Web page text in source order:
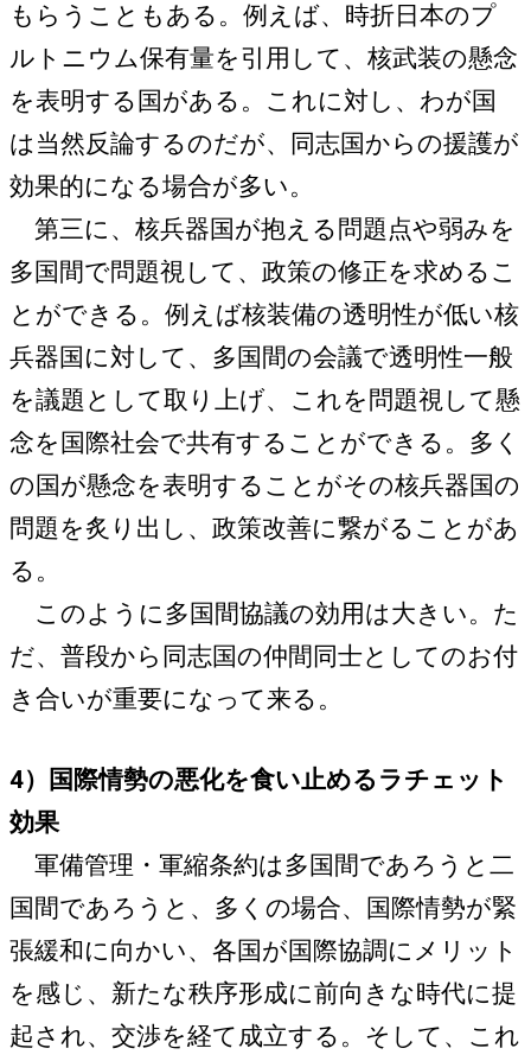
もらうこともある。例えば、時折日本のプ
ルトニウム保有量を引用して、核武装の懸念
を表明する国がある。これに対し、わが国
は当然反論するのだが、同志国からの援護が
効果的になる場合が多い。
第三に、核兵器国が抱える問題点や弱みを
多国間で問題視して、政策の修正を求めるこ
とができる。例えば核装備の透明性が低い核
兵器国に対して、多国間の会議で透明性一般
を議題として取り上げ、これを問題視して懸
念を国際社会で共有することができる。多く
の国が懸念を表明することがその核兵器国の
問題を炙り出し、政策改善に繋がることがあ
る。
このように多国間協議の効用は大きい。た
だ、普段から同志国の仲間同士としてのお付
き合いが重要になって来る。
4）国際情勢の悪化を食い止めるラチェット
効果
軍備管理・軍縮条約は多国間であろうと二
国間であろうと、多くの場合、国際情勢が緊
張緩和に向かい、各国が国際協調にメリット
を感じ、新たな秩序形成に前向きな時代に提
起され、交渉を経て成立する。そして、これ